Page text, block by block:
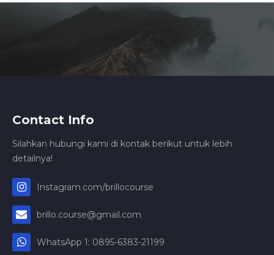
Contact Info
Silahkan hubungi kami di kontak berikut untuk lebih
detailnya!
Instagram.com/brillocourse
brillo.course@gmail.com
WhatsApp 1: 0895-6383-21199